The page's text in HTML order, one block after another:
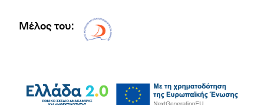
Μέλος του: